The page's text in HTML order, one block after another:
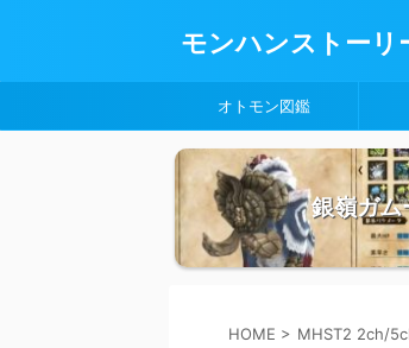
モンハンストーリ
オトモン図鑑
銀嶺ガム
HOME > MHST2 2ch/